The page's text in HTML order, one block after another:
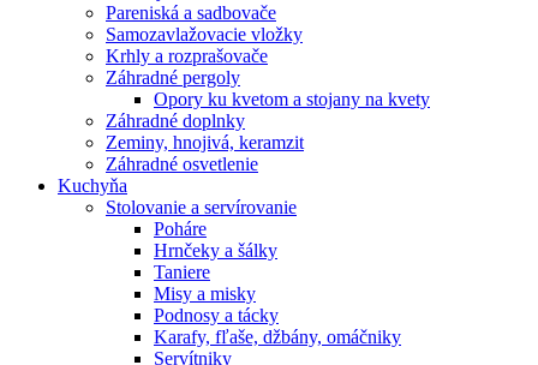
Pareniská a sadbovače
Samozavlažovacie vložky
Krhly a rozprašovače
Záhradné pergoly
Opory ku kvetom a stojany na kvety
Záhradné doplnky
Zeminy, hnojivá, keramzit
Záhradné osvetlenie
Kuchyňa
Stolovanie a servírovanie
Poháre
Hrnčeky a šálky
Taniere
Misy a misky
Podnosy a tácky
Karafy, fľaše, džbány, omáčniky
Servítniky